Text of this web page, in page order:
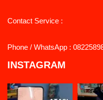
Contact Service :
Phone / WhatsApp :
INSTAGRAM